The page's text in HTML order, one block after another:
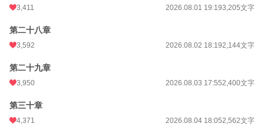
3,411 2026.08.01 19:193,205文字
第二十八章
3,592 2026.08.02 18:192,144文字
第二十九章
3,950 2026.08.03 17:552,400文字
第三十章
4,371 2026.08.04 18:052,562文字